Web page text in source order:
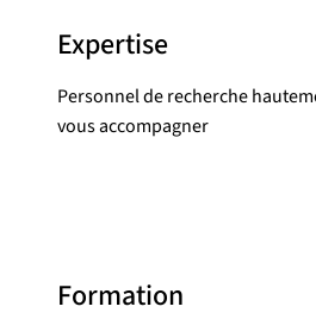
Expertise
Personnel de recherche
vous accompagner
Formation